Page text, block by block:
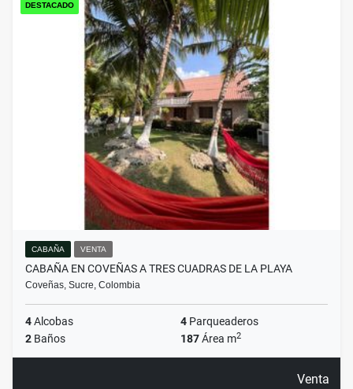
DESTACADO
CABAÑA VENTA
CABAÑA EN COVEÑAS A TRES CUADRAS DE LA PLAYA
Coveñas, Sucre, Colombia
4Alcobas 4 Parqueaderos
2 Baños 187Área m2
Venta